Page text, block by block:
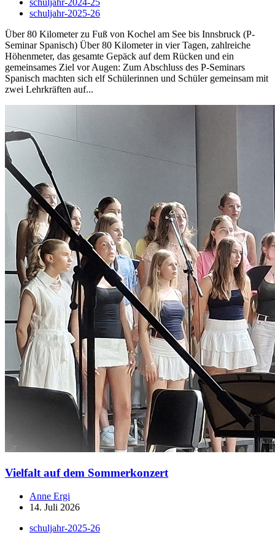
schuljahr-2024-25
schuljahr-2025-26
Über 80 Kilometer zu Fuß von Kochel am See bis Innsbruck (P-
Seminar Spanisch) Über 80 Kilometer in vier Tagen, zahlreiche
Höhenmeter, das gesamte Gepäck auf dem Rücken und ein
gemeinsames Ziel vor Augen: Zum Abschluss des P-Seminars
Spanisch machten sich elf Schülerinnen und Schüler gemeinsam mit
zwei Lehrkräften auf...
Vielfalt auf dem Sommerkonzert
Anne Ergi
14. Juli 2026
schuljahr-2025-26